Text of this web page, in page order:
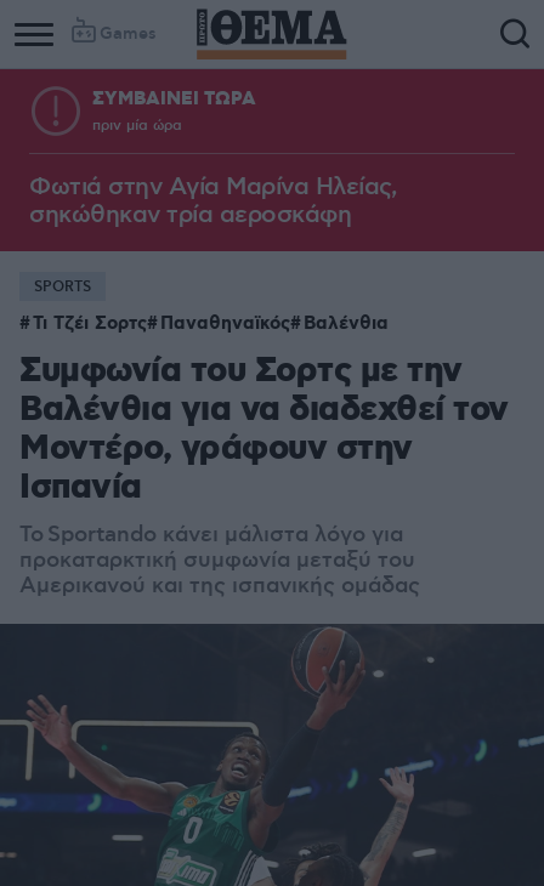
Games
ΣΥΜΒΑΙΝΕΙ ΤΩΡΑ
πριν μία ώρα
Φωτιά στην Aγία Μαρίνα Ηλείας,
σηκώθηκαν τρία αεροσκάφη
SPORTS
Τι Τζέι Σορτς Παναθηναϊκός Βαλένθια
Συμφωνία του Σορτς με την
Βαλένθια για να διαδεχθεί τον
Μοντέρο, γράφουν στην
Ισπανία
Το Sportando κάνει μάλιστα λόγο για
προκαταρκτική συμφωνία μεταξύ του
Αμερικανού και της ισπανικής ομάδας